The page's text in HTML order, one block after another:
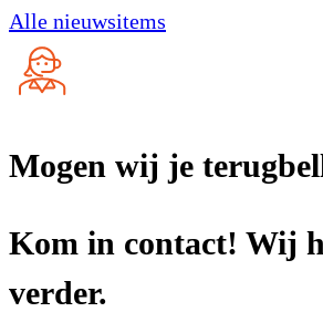
Alle nieuwsitems
Mogen wij je
Kom in contact! Wij
verder.